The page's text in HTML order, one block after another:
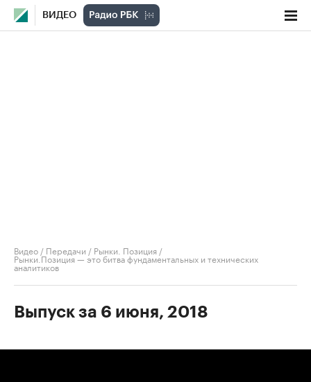
ВИДЕО
Видео / Передачи / Рынки. Позиция /
Рынки.Позиция — это битва фундаментальных и технических
аналитиков
Выпуск за 6 июня, 2018